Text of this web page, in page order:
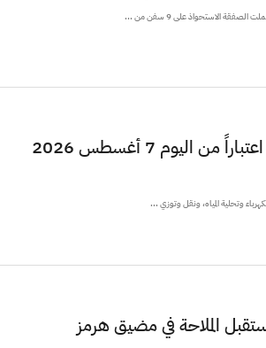
الاستحواذ على 9 سفن من ...
اليوم 7 أغسطس 2026
وتحلية المياه، ونقل وتوزي ...
الملاحة في مضيق هرمز